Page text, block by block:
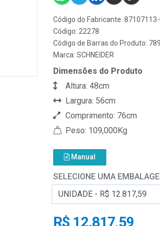
Código do Fabricante:
Código: 22278
Código de Barras do Produto:
Marca: SCHNEIDER
Dimensões do Produto
Altura: 48cm
Largura: 56cm
Comprimento: 76cm
Peso: 109,000Kg
Manual
SELECIONE UMA
R$ 12.817,59